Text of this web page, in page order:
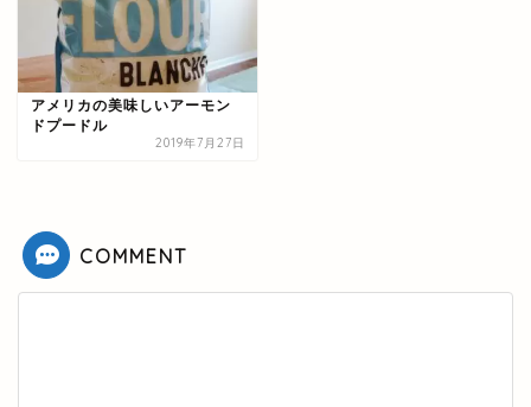
アメリカの美味しいアーモン
ドプードル
2019年7月27日
COMMENT